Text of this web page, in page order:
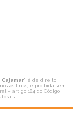
Cajamar" é de direito
links, é proibida sem
– artigo 184 do Código